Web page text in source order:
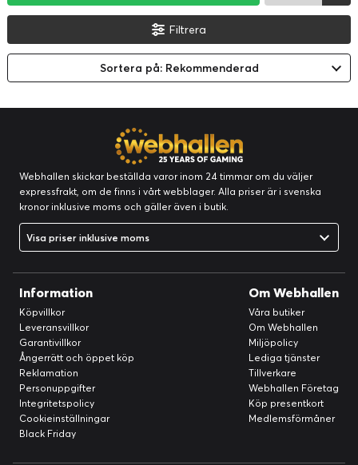
Filtrera
Sortera på: Rekommenderad
Webhallen skickar beställda varor inom 24 timmar om du väljer
expressfrakt, om de finns i vårt webblager. Alla priser är i svenska
kronor inklusive moms och gäller även i butik.
Visa priser inklusive moms
Information
Köpvillkor
Leveransvillkor
Garantivillkor
Ångerrätt och öppet köp
Reklamation
Personuppgifter
Integritetspolicy
Cookieinställningar
Black Friday
Om Webhallen
Våra butiker
Om Webhallen
Miljöpolicy
Lediga tjänster
Tillverkare
Webhallen Företag
Köp presentkort
Medlemsförmåner